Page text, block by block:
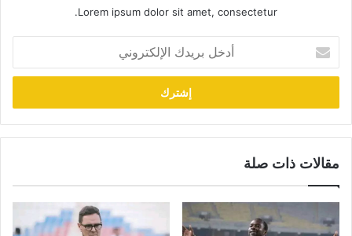
Lorem ipsum dolor sit amet, consectetur.
بريدك
الإلكتروني
مقالات ذات صلة